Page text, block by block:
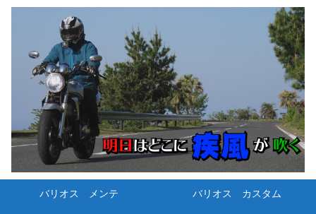
バリオス メンテ バリオス カスタム